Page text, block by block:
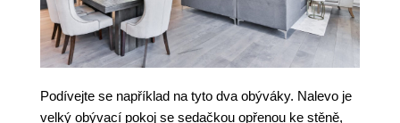
Podívejte se například na tyto dva obýváky. Nalevo je
velký obývací pokoj se sedačkou opřenou ke stěně,